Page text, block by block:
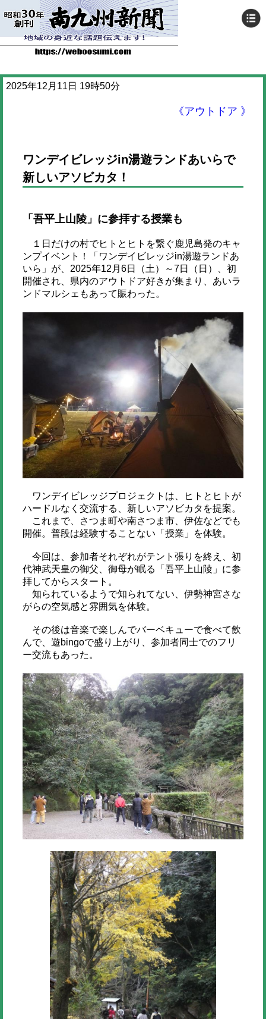
2025年12月11日 19時50分
《アウトドア 》
ワンデイビレッジin湯遊ランドあいらで
新しいアソビカタ！
「吾平上山陵」に参拝する授業も
１日だけの村でヒトとヒトを繋ぐ鹿児島発のキャ
ンプイベント！「ワンデイビレッジin湯遊ランドあ
いら」が、2025年12月6日（土）～7日（日）、初
開催され、県内のアウトドア好きが集まり、あいラ
ンドマルシェもあって賑わった。
ワンデイビレッジプロジェクトは、ヒトとヒトが
ハードルなく交流する、新しいアソビカタを提案。
これまで、さつま町や南さつま市、伊佐などでも
開催。普段は経験することない「授業」を体験。
今回は、参加者それぞれがテント張りを終え、初
代神武天皇の御父、御母が眠る「吾平上山陵」に参
拝してからスタート。
知られているようで知られてない、伊勢神宮さな
がらの空気感と雰囲気を体験。
その後は音楽で楽しんでバーベキューで食べて飲
んで、遊bingoで盛り上がり、参加者同士でのフリ
ー交流もあった。